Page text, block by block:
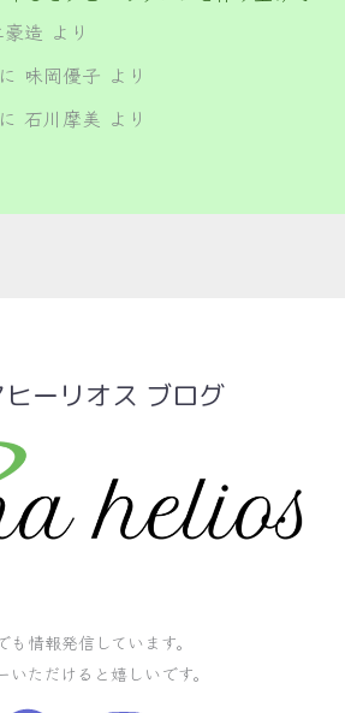
造 より
に 味岡優子 より
に 石川摩美 より
ーリオス ブログ
も情報発信しています。
いただけると嬉しいです。